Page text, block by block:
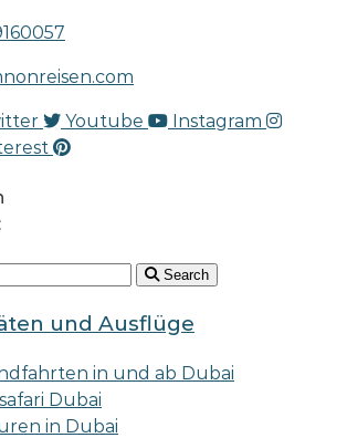
Youtube
Instagram
Search
und Ausflüge
in und ab Dubai
Dubai
in Dubai